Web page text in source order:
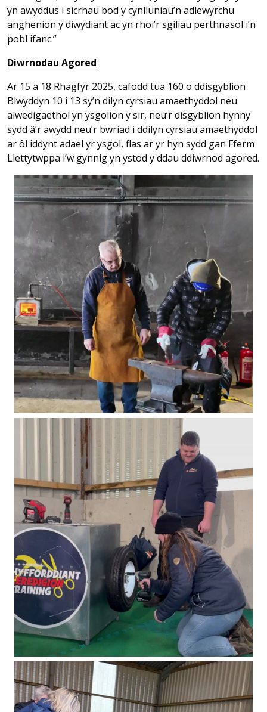
yn awyddus i sicrhau bod y cynlluniau’n adlewyrchu
anghenion y diwydiant ac yn rhoi’r sgiliau perthnasol i’n
pobl ifanc.”
Diwrnodau Agored
Ar 15 a 18 Rhagfyr 2025, cafodd tua 160 o ddisgyblion
Blwyddyn 10 i 13 sy’n dilyn cyrsiau amaethyddol neu
alwedigaethol yn ysgolion y sir, neu’r disgyblion hynny
sydd â’r awydd neu’r bwriad i ddilyn cyrsiau amaethyddol
ar ôl iddynt adael yr ysgol, flas ar yr hyn sydd gan Fferm
Llettytwppa i’w gynnig yn ystod y ddau ddiwrnod agored.